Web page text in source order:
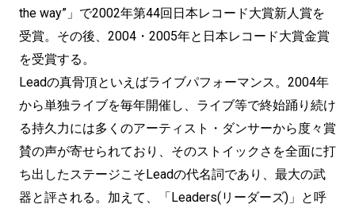
the way”」で2002年第44回日本レコード大賞新人賞を
受賞。その後、2004・2005年と日本レコード大賞金賞
を受賞する。
Leadの真骨頂といえばライブパフォーマンス。2004年
から単独ライブを毎年開催し、ライブ等で終始踊り続け
る持久力には多くのアーティスト・ダンサーから度々賞
賛の声が寄せられており、そのストイックさを全面に打
ち出したステージこそLeadの代名詞であり、最大の武
器と評される。加えて、「Leaders(リーダーズ)」と呼